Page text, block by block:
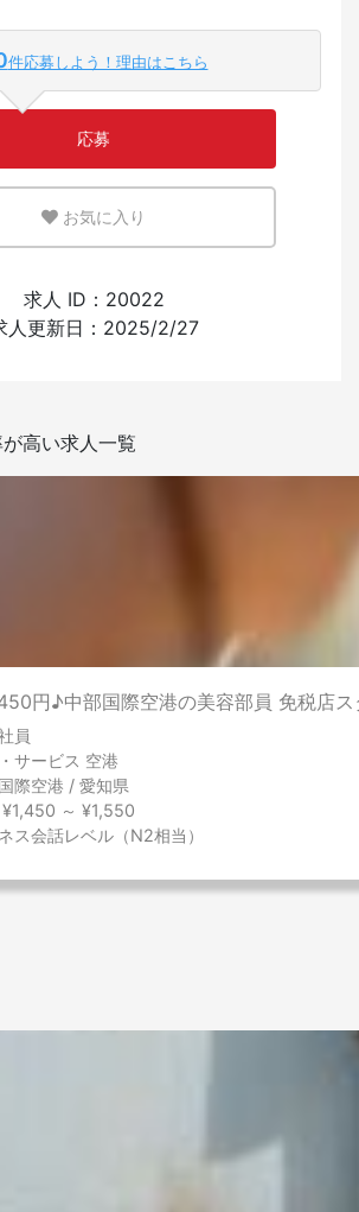
多い
を活かせる環境
件応募しよう！理由はこちら
応募
お気に入り
求人 ID：20022
人更新日：2025/2/27
高い求人一覧
円♪中部国際空港の美容部員 免税店
員
サービス 空港
際空港 / 愛知県
¥1,450 ～ ¥1,550
ス会話レベル（N2相当）